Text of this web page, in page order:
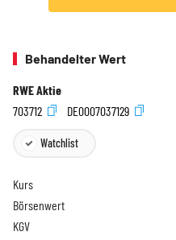
Behandelter Wert
RWE Aktie
703712
DE0007037129
Watchlist
Kurs
Börsenwert
KGV